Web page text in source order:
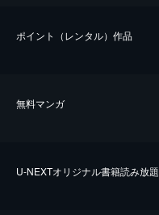
ポイント（レンタル）作品
無料マンガ
U-NEXTオリジナル書籍読み放題